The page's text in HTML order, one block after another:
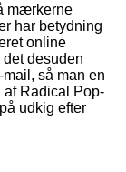
mærkerne
har betydning
online
desuden
så man en
af Radical Pop-
udkig efter